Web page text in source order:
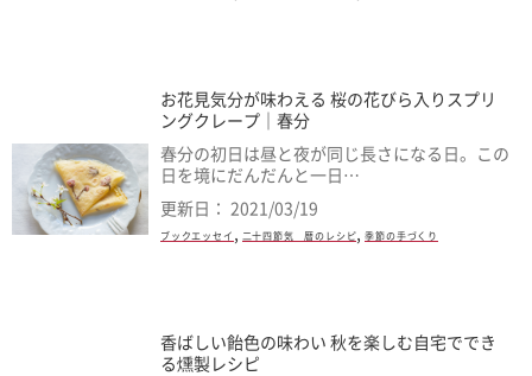
お花見気分が味わえる 桜の花びら入りスプリ
ングクレープ｜春分
春分の初日は昼と夜が同じ長さになる日。この
日を境にだんだんと一日…
更新日： 2021/03/19
ブックエッセイ 二十四節気 暦のレシピ ,季節の手づくり
香ばしい飴色の味わい 秋を楽しむ自宅ででき
る燻製レシピ